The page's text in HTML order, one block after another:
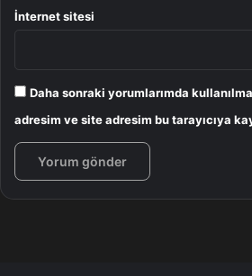
İnternet sitesi
Daha sonraki yorumlarımda
adresim ve site adresim bu tarayıcıya